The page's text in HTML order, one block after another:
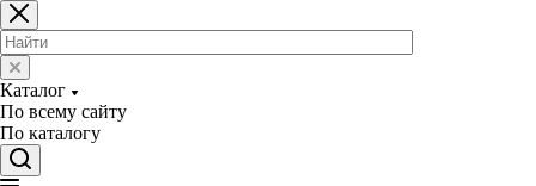
Каталог
По всему сайту
По каталогу